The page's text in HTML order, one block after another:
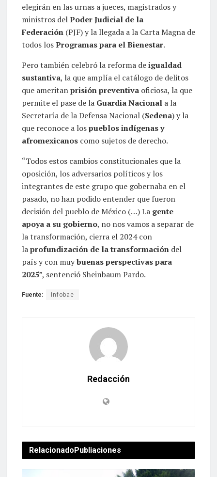
elegirán en las urnas a jueces, magistrados y
ministros delPoder Judicial de la
Federación (PJF) y la llegada a la Carta Magna de
todos losProgramas para el Bienestar.
Pero también celebró la reforma deigualdad
sustantiva, la que amplía el catálogo de delitos
que ameritanprisión preventiva oficiosa, la que
permite el pase de la Guardia Nacional a la
Secretaría de la Defensa Nacional (Sedena) y la
que reconoce a lospueblos indígenas y
afromexicanos como sujetos de derecho.
“Todos estos cambios constitucionales que la
oposición, los adversarios políticos y los
integrantes de este grupo que gobernaba en el
pasado, no han podido entender que fueron
decisión del pueblo de México (…) La gente
apoya a su gobierno, no nos vamos a separar de
la transformación, cierra el 2024 con
laprofundización de la transformación del
país y con muybuenas perspectivas para
2025”, sentenció Sheinbaum Pardo.
Fuente: Infobae
Redacción
RelacionadoPubliaciones